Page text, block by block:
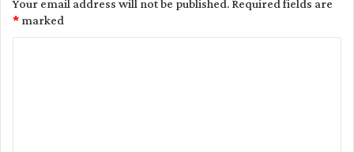
Your email address will not be published.Required fields are
marked
*